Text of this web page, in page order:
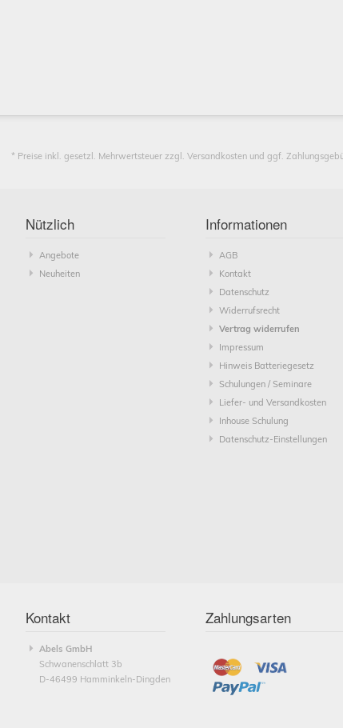
* Preise inkl. gesetzl. Mehrwertsteuer zzgl. Versandkosten und ggf.
Nützlich
Angebote
Neuheiten
Informationen
AGB
Kontakt
Datenschutz
Widerrufsrecht
Vertrag widerrufen
Impressum
Hinweis Batteriegesetz
Schulungen / Seminare
Liefer- und Versandkosten
Inhouse Schulung
Datenschutz-Einstellungen
Kontakt
Abels GmbH
Schwanenschlatt 3b
D-46499 Hamminkeln-Dingden
Zahlungsarten